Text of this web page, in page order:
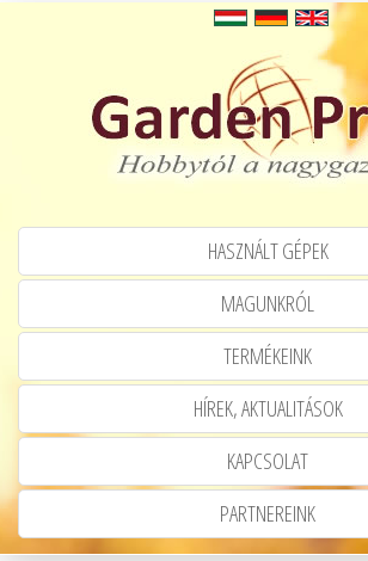
HASZNÁLT GÉPEK
MAGUNKRÓL
TERMÉKEINK
HÍREK, AKTUALITÁSOK
KAPCSOLAT
PARTNEREINK